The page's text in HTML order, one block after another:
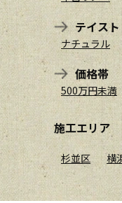
テイスト
ナチュラル
価格帯
500万円未満
施工エリア
杉並区 横